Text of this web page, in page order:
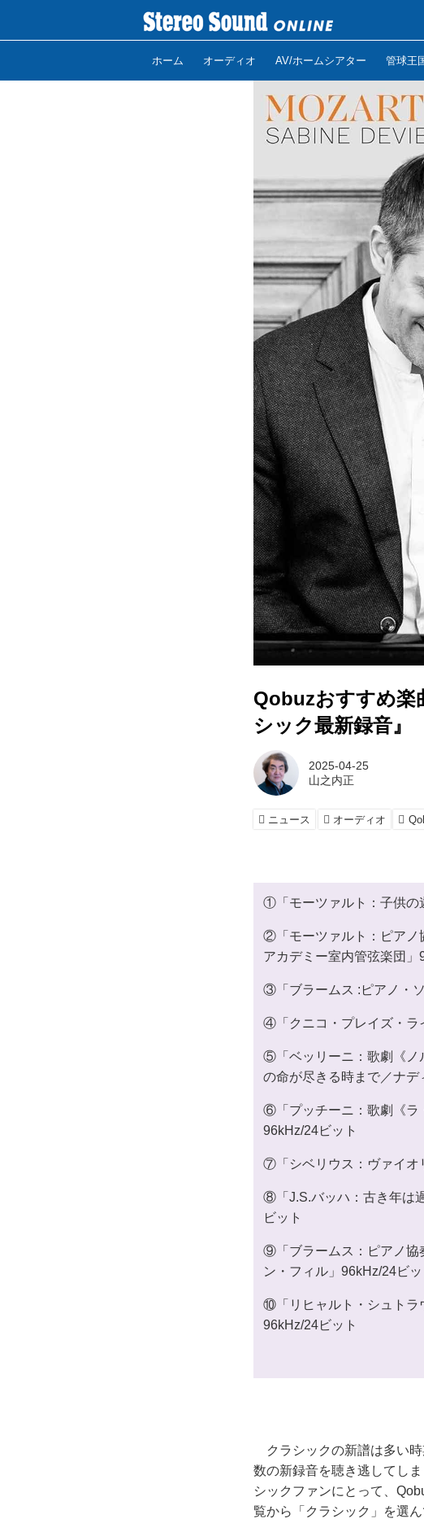
ホーム オーディオ AV/ホームシアター 管球王
Qobuzおすすめ楽
シック最新録音』
2025-04-25
山之内正
ニュース オーディオ
①「モーツァルト：子供の
②「モーツァルト：ピアノ
アカデミー室内管弦楽団」
③「ブラームス :ピアノ・
④「クニコ・プレイズ・ラ
⑤「ベッリーニ：歌劇《ノ
の命が尽きる時まで／ナデ
⑥「プッチーニ：歌劇《ラ
96kHz/24ビット
⑦「シベリウス：ヴァイオ
⑧「J.S.バッハ：古き年は
ビット
⑨「ブラームス：ピアノ協
ン・フィル」96kHz/24ビッ
⑩「リヒャルト・シュトラ
96kHz/24ビット
クラシックの新譜は多い時
数の新録音を聴き逃してし
シックファンにとって、
覧から「クラシック」を選